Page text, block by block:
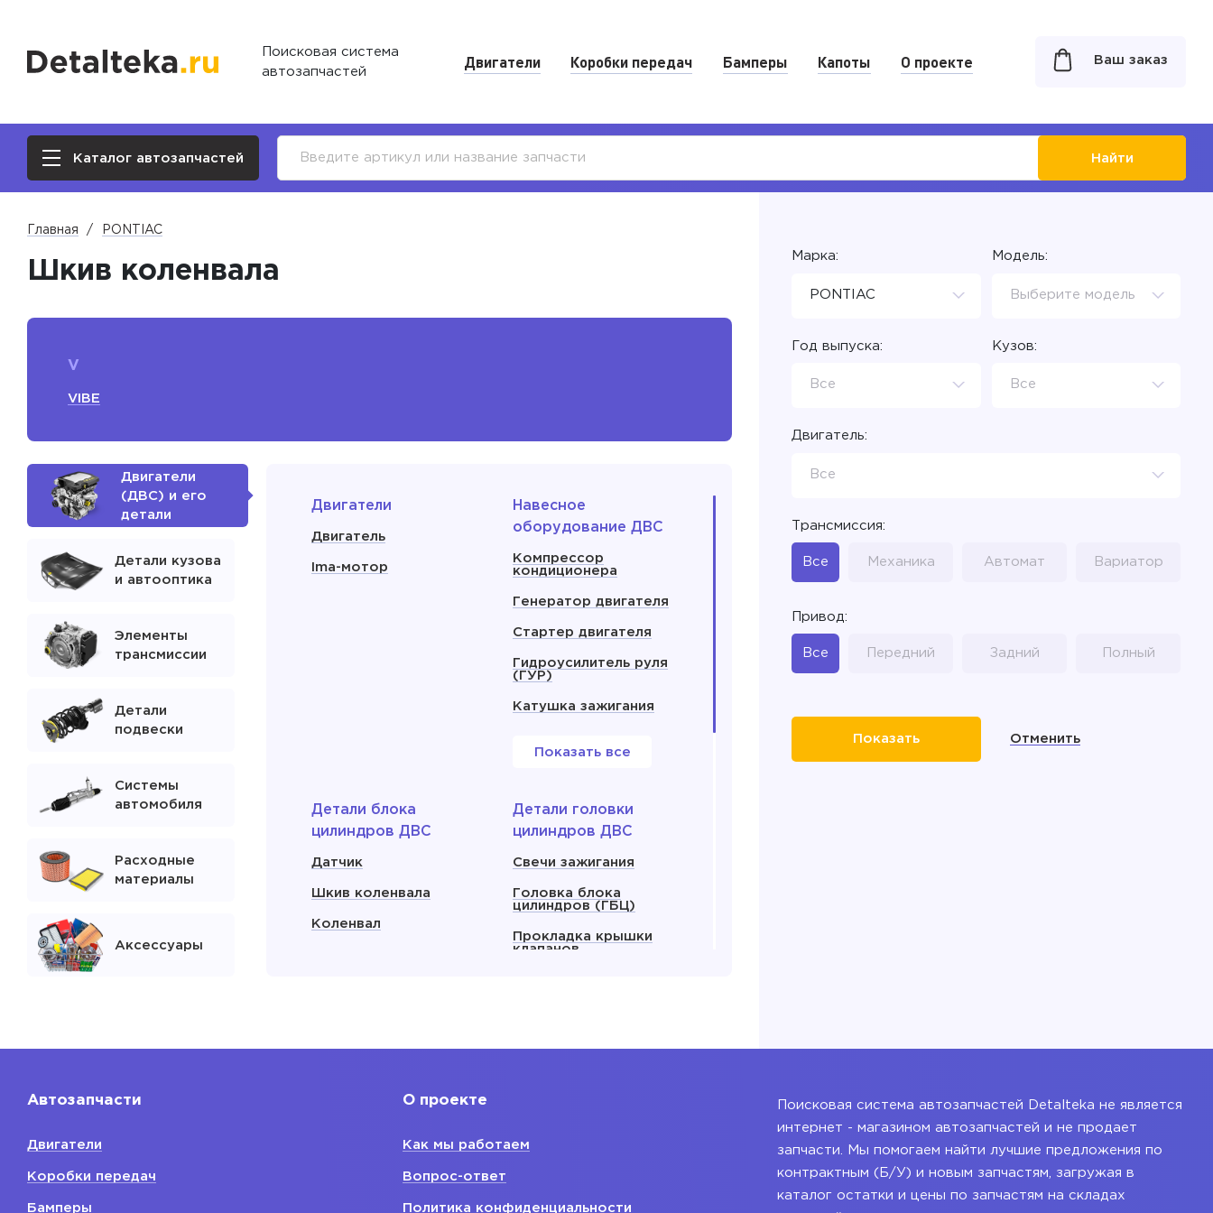
Поисковая система
автозапчастей
Двигатели Коробки передач Бамперы Капоты О проекте Ваш заказ
Каталог автозапчастей Найти
Главная PONTIAC
Шкив коленвала
V
VIBE
Двигатели
(ДВС) и его
детали
Детали кузова
и автооптика
Элементы
трансмиссии
Детали
подвески
Системы
автомобиля
Расходные
материалы
Аксессуары
Двигатели
Двигатель
Ima-мотор
Навесное
оборудование ДВС
Компрессор
кондиционера
Генератор двигателя
Стартер двигателя
Гидроусилитель руля
(ГУР)
Катушка зажигания
Показать все
Детали блока
цилиндров ДВС
Датчик
Шкив коленвала
Коленвал
Детали головки
цилиндров ДВС
Свечи зажигания
Головка блока
цилиндров (ГБЦ)
Прокладка крышки
клапанов
Блок двигателя
Марка:
PONTIAC
Модель:
Выберите модель
Год выпуска:
Все
Кузов:
Все
Двигатель:
Все
Трансмиссия:
Все Механика Автомат Вариатор
Привод:
Все Передний Задний Полный
Отменить
Автозапчасти
Двигатели
Коробки передач
Бамперы
О проекте
Как мы работаем
Вопрос-ответ
Политика конфиденциальности
Поисковая система автозапчастей Detalteka не является
интернет - магазином автозапчастей и не продает
запчасти. Мы помогаем найти лучшие предложения по
контрактным (Б/У) и новым запчастям, загружая в
каталог остатки и цены по запчастям на складах